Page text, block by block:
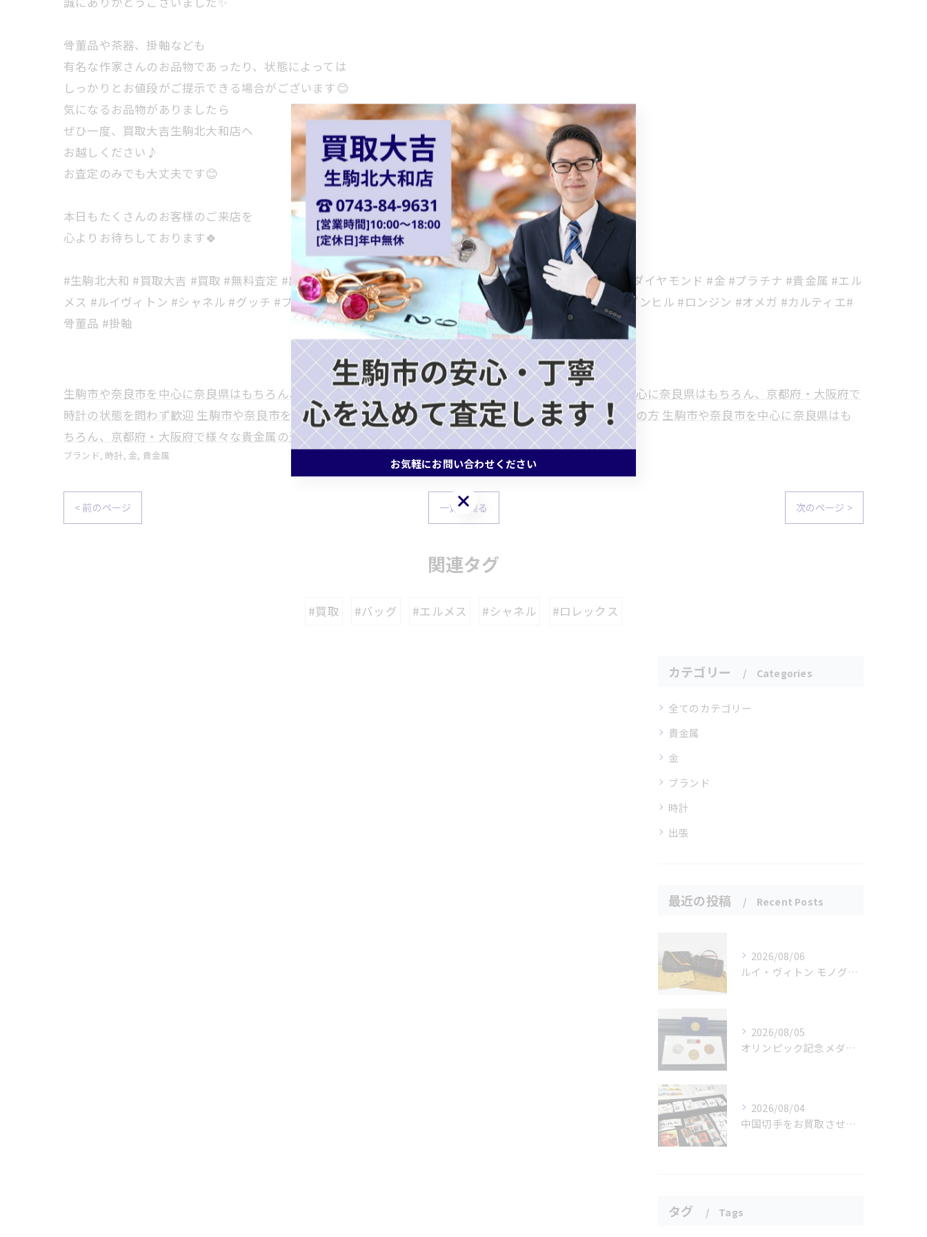
骨董品や茶器、掛軸なども
有名な作家さんのお品物であったり、状態によっては
しっかりとお値段がご提示できる場合がございます😊
気になるお品物がありましたら
ぜひ一度、買取大吉生駒北大和店へ
お越しください♪
お査定のみでも大丈夫です😊
本日もたくさんのお客様のご来店を
心よりお待ちしております🍀
#生駒北大和 #買取大吉 #買取 #無料査定 #出張買取 #ブランド買取 #買取強化中 #バッグ #ブランド #時計 #ダイヤモンド #金 #プラチナ #貴金属 #エル
メス #ルイヴィトン #シャネル #グッチ #プラダ #ロエベ #セリーヌ #ロレックス #タグホイヤー #hublot #ダンヒル #ロンジン #オメガ #カルティエ#
骨董品 #掛軸
生駒市や奈良市を中心に奈良県はもちろん、京都府・大阪府でブランドのお品物の査定
生駒市や奈良市を中心に奈良県はもちろん、京都府・大阪府で
時計の状態を問わず歓迎 生駒市や奈良市を中心に奈良県はもちろん、京都府・大阪府で金のご売却をお考えの方 生駒市や奈良市を中心に奈良県はも
ちろん、京都府・大阪府で様々な貴金属の査定実施
ブランド 時計 金 貴金属
< 前のページ 一覧に戻る 次のページ >
関連タグ
#買取 #バッグ #エルメス #シャネル #ロレックス
カテゴリー Categories
全てのカテゴリー
貴金属
金
ブランド
時計
出張
最近の投稿 Recent Posts
2026/08/06
ルイ・ヴィトン モノグラムバッグ2点をお買取させていただきました✨
2026/08/05
オリンピック記念メダルとメイプルリーフコインをお買取りさせていただきました🏅✨
2026/08/04
中国切手をお買取させていただきました📮✨
タグ Tags
お気軽にお問い合わせください
お気軽にお問い合わせください